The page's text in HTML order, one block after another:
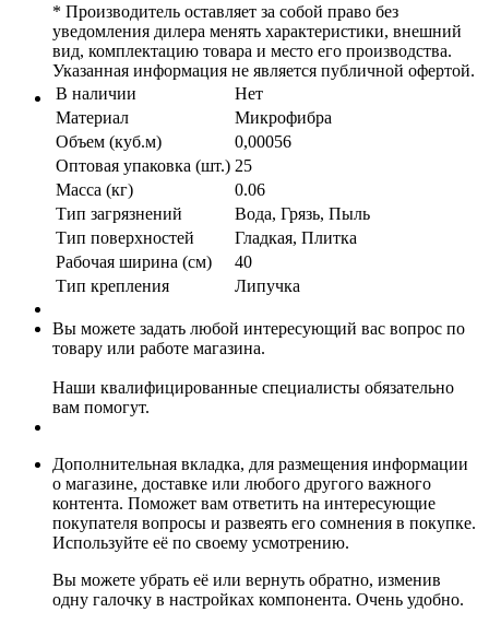
* Производитель оставляет за собой право без
уведомления дилера менять характеристики, внешний
вид, комплектацию товара и место его производства.
Указанная информация не является публичной офертой.
В наличии
Нет
Материал
Микрофибра
Объем (куб.м)
0,00056
Оптовая упаковка (шт.) 25
Масса (кг)
0.06
Тип загрязнений
Вода, Грязь, Пыль
Тип поверхностей
Гладкая, Плитка
Рабочая ширина (см)
40
Тип крепления
Липучка
Вы можете задать любой интересующий вас вопрос по
товару или работе магазина.
Наши квалифицированные специалисты обязательно
вам помогут.
Дополнительная вкладка, для размещения информации
о магазине, доставке или любого другого важного
контента. Поможет вам ответить на интересующие
покупателя вопросы и развеять его сомнения в покупке.
Используйте её по своему усмотрению.
Вы можете убрать её или вернуть обратно, изменив
одну галочку в настройках компонента. Очень удобно.